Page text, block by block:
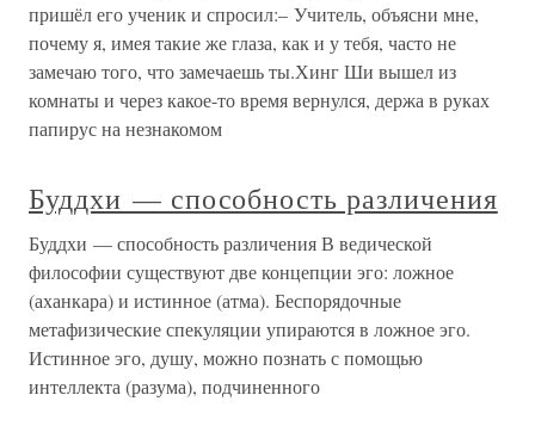
пришёл его ученик и спросил:– Учитель, объясни мне,
почему я, имея такие же глаза, как и у тебя, часто не
замечаю того, что замечаешь ты.Хинг Ши вышел из
комнаты и через какое-то время вернулся, держа в руках
папирус на незнакомом
Буддхи — способность различения
Буддхи — способность различения В ведической
философии существуют две концепции эго: ложное
(аханкара) и истинное (атма). Беспорядочные
метафизические спекуляции упираются в ложное эго.
Истинное эго, душу, можно познать с помощью
интеллекта (разума), подчиненного